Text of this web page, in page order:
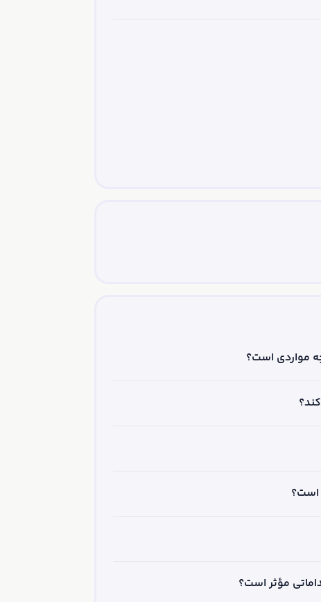
مواردی است؟
است؟
مؤثر است؟